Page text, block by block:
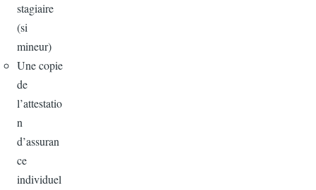
stagiaire
(si
mineur)
Une copie
de
l’attestatio
n
d’assuran
ce
individuel